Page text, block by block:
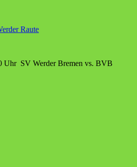
Raute
Uhr SV Werder Bremen vs. BVB